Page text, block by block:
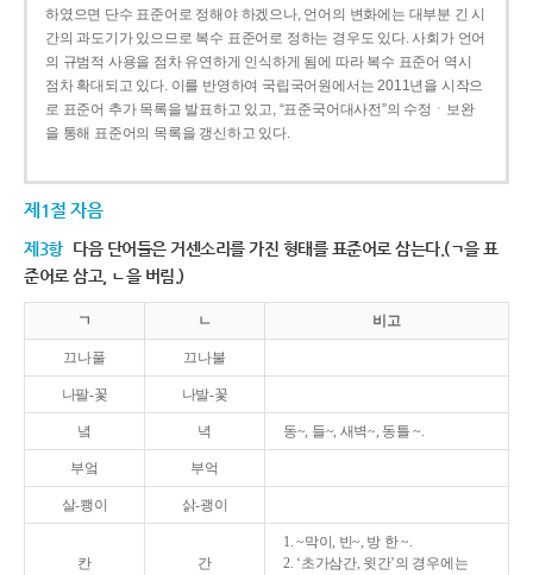
하였으면 단수 표준어로 정해야 하겠으나, 언어의 변화에는 대부분 긴 시
간의 과도기가 있으므로 복수 표준어로 정하는 경우도 있다. 사회가 언어
의 규범적 사용을 점차 유연하게 인식하게 됨에 따라 복수 표준어 역시
점차 확대되고 있다. 이를 반영하여 국립국어원에서는 2011년을 시작으
로 표준어 추가 목록을 발표하고 있고, “표준국어대사전”의 수정ㆍ보완
을 통해 표준어의 목록을 갱신하고 있다.
제1절 자음
제3항 다음 단어들은 거센소리를 가진 형태를 표준어로 삼는다.(ㄱ을 표
준어로 삼고, ㄴ을 버림.)
ㄱ ㄴ 비고
끄나풀 끄나불
나팔-꽃 나발-꽃
녘 녁 동~, 들~, 새벽~, 동틀 ~.
부엌 부억
살-쾡이 삵-괭이
칸 간
1. ~막이, 빈~, 방 한 ~.
2. ‘초가삼간, 윗간’의 경우에는